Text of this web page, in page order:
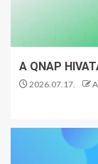
A QNAP
2026.07.17.